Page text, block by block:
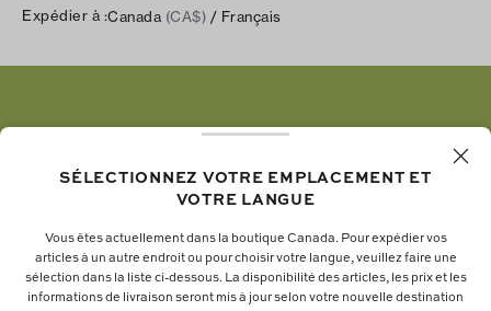
Expédition et livraison
Carrières
Facebook
Pinterest
YouTube
Expédier à :Canada (CA$) / Français
La fondation Tory Burch renforce le pouvoir
économique des femmes en soutenant les
SÉLECTIONNEZ VOTRE EMPLACEMENT ET
VOTRE LANGUE
Vous êtes actuellement dans la boutique Canada. Pour expédier vos
articles à un autre endroit ou pour choisir votre langue, veuillez faire une
sélection dans la liste ci-dessous. La disponibilité des articles, les prix et les
informations de livraison seront mis à jour selon votre nouvelle destination